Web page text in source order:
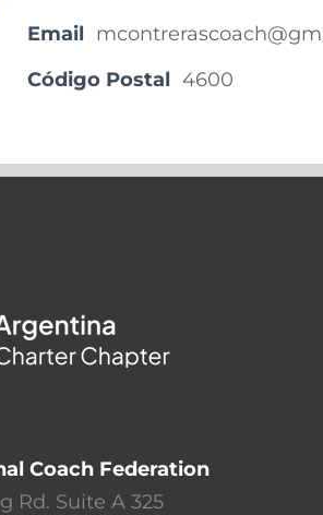
Email
Código Postal 4600
Coach Federation
Rd. Suite A 325